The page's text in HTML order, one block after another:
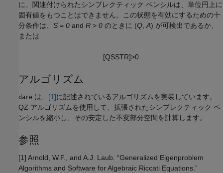
に、関連付けられたシンプレクティック ペンシルは、単位円上に
固有値をもつことはできません。この状態を有効にするための十
分条件は、 S = 0 and R > 0 のときに (Q A) が可検出であるか、
または
[QSSTR]>0
アルゴリズム
dare は、 [1]に記述されているアルゴリズムを実装しています。
QZ アルゴリズムを使用して、拡張されたシンプレクティック ペ
ンシルを縮小し、その安定した不変部分空間を計算します。
参照
[1] Arnold, W.F., and A.J. Laub. “Generalized Eigenproblem
Algorithms and Software for Algebraic Riccati Equations.”